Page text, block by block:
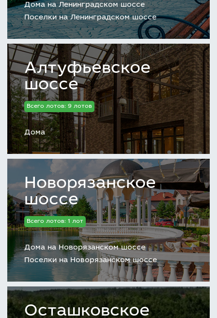
Дома на Ленинградском шоссе
Поселки на Ленинградском шоссе
Алтуфьевское
шоссе
Всего лотов: 9 лотов
Дома
Новорязанское
шоссе
Всего лотов: 1 лот
Дома на Новорязанском шоссе
Поселки на Новорязанском шоссе
Осташковское